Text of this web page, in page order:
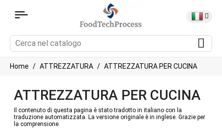
Home ATTREZZATURA ATTREZZATURA PER CUCINA
ATTREZZATURA PER CUCINA
Il contenuto di questa pagina è stato tradotto in italiano con la
traduzione automatizzata. La versione originale è in inglese. Grazie per
la comprensione.